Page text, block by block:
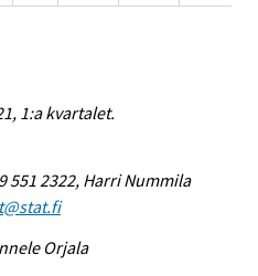
1:a kvartalet.
551 2322, Harri Nummila
Orjala